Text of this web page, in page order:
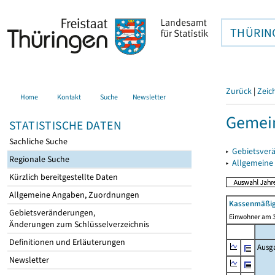
Home Kontakt Suche Newsletter
STATISTISCHE DATEN
Sachliche Suche
Regionale Suche
Kürzlich bereitgestellte Daten
Allgemeine Angaben, Zuordnungen
Gebietsveränderungen,
Änderungen zum Schlüsselverzeichnis
Definitionen und Erläuterungen
Newsletter
Zurück |
▸
▸
Einwohner am